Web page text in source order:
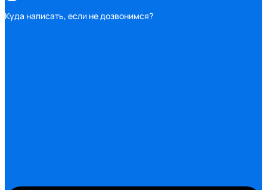
Куда написать, если не дозвонимся?